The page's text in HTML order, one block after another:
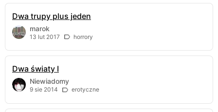
Dwa trupy plus jeden
marok
13 lut 2017 horrory
Dwa światy I
Niewiadomy
9 sie 2014 erotyczne